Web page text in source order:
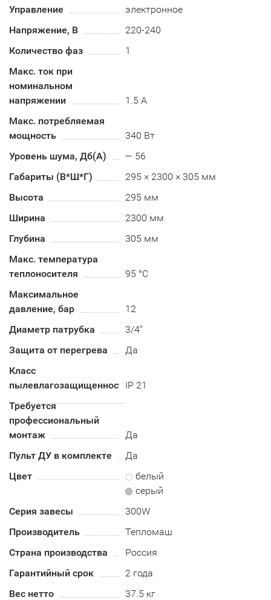
Управление
электронное
Напряжение, В
220-240
Количество фаз
1
Макс. ток при
номинальном
напряжении
1.5 А
Макс. потребляемая
мощность
340 Вт
Уровень шума, Дб(А)
— 56
Габариты (В*Ш*Г)
295 × 2300 × 305 мм
Высота
295 мм
Ширина
2300 мм
Глубина
305 мм
Макс. температура
теплоносителя
95 °C
Максимальное
давление, бар
12
Диаметр патрубка
3/4"
Защита от перегрева
Да
Класс
пылевлагозащищенностиIP 21
Требуется
профессиональный
монтаж
Да
Пульт ДУ в комплекте
Да
Цвет
белый
серый
Серия завесы
300W
Производитель
Тепломаш
Страна производства
Россия
Гарантийный срок
2 года
Вес нетто
37.5 кг